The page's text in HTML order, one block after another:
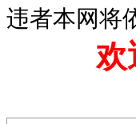
违者本网将
欢